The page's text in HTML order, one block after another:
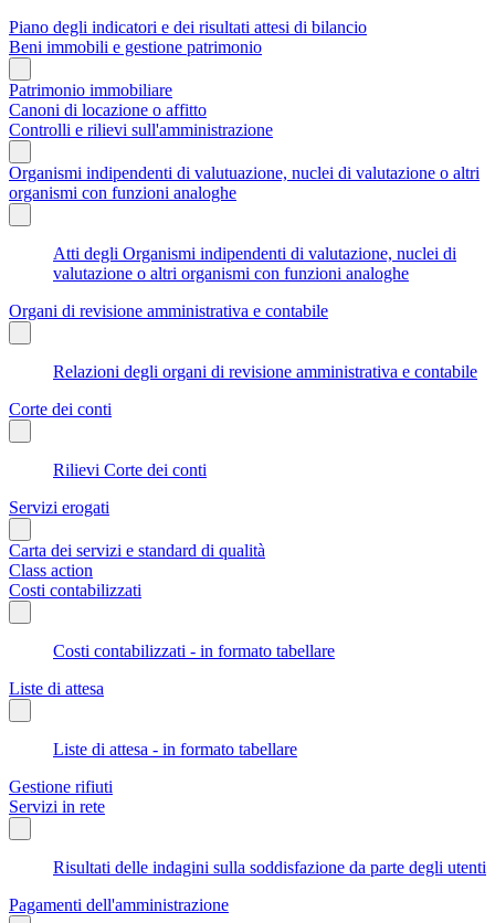
Piano degli indicatori e dei risultati attesi di bilancio
Beni immobili e gestione patrimonio
Patrimonio immobiliare
Canoni di locazione o affitto
Controlli e rilievi sull'amministrazione
Organismi indipendenti di valutuazione, nuclei di valutazione o altri
organismi con funzioni analoghe
Atti degli Organismi indipendenti di valutazione, nuclei di
valutazione o altri organismi con funzioni analoghe
Organi di revisione amministrativa e contabile
Relazioni degli organi di revisione amministrativa e contabile
Corte dei conti
Rilievi Corte dei conti
Servizi erogati
Carta dei servizi e standard di qualità
Class action
Costi contabilizzati
Costi contabilizzati - in formato tabellare
Liste di attesa
Liste di attesa - in formato tabellare
Gestione rifiuti
Servizi in rete
Risultati delle indagini sulla soddisfazione da parte degli utenti
Pagamenti dell'amministrazione